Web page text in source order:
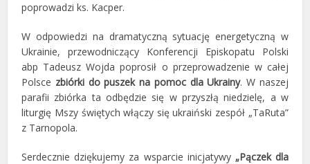
poprowadzi ks. Kacper.
W odpowiedzi na dramatyczną sytuację energetyczną w
Ukrainie, przewodniczący Konferencji Episkopatu Polski
abp Tadeusz Wojda poprosił o przeprowadzenie w całej
Polsce zbiórki do puszek na pomoc dla Ukrainy. W naszej
parafii zbiórka ta odbędzie się w przyszłą niedzielę, a w
liturgię Mszy świętych włączy się ukraiński zespół „TaRuta”
z Tarnopola.
Serdecznie dziękujemy za wsparcie inicjatywy „Pączek dla